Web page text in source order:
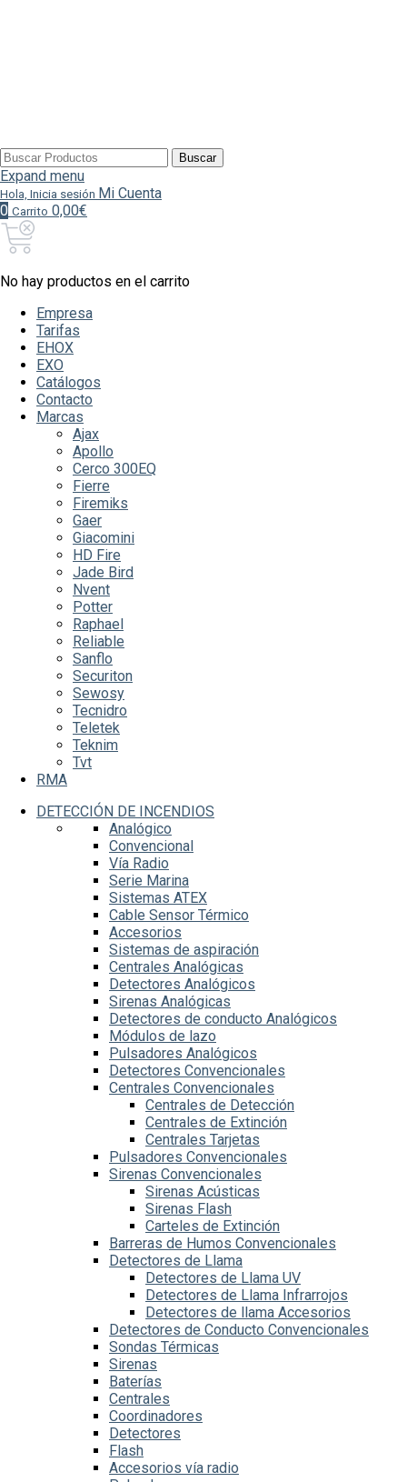
Buscar
por:
Buscar
Expand menu
Hola, Inicia sesión Mi Cuenta
0 Carrito 0,00€
No hay productos en el carrito
Empresa
Tarifas
EHOX
EXO
Catálogos
Contacto
Marcas
Ajax
Apollo
Cerco 300EQ
Fierre
Firemiks
Gaer
Giacomini
HD Fire
Jade Bird
Nvent
Potter
Raphael
Reliable
Sanflo
Securiton
Sewosy
Tecnidro
Teletek
Teknim
Tvt
RMA
DETECCIÓN DE INCENDIOS
Analógico
Convencional
Vía Radio
Serie Marina
Sistemas ATEX
Cable Sensor Térmico
Accesorios
Sistemas de aspiración
Centrales Analógicas
Detectores Analógicos
Sirenas Analógicas
Detectores de conducto Analógicos
Módulos de lazo
Pulsadores Analógicos
Detectores Convencionales
Centrales Convencionales
Centrales de Detección
Centrales de Extinción
Centrales Tarjetas
Pulsadores Convencionales
Sirenas Convencionales
Sirenas Acústicas
Sirenas Flash
Carteles de Extinción
Barreras de Humos Convencionales
Detectores de Llama
Detectores de Llama UV
Detectores de Llama Infrarrojos
Detectores de llama Accesorios
Detectores de Conducto Convencionales
Sondas Térmicas
Sirenas
Baterías
Centrales
Coordinadores
Detectores
Flash
Accesorios vía radio